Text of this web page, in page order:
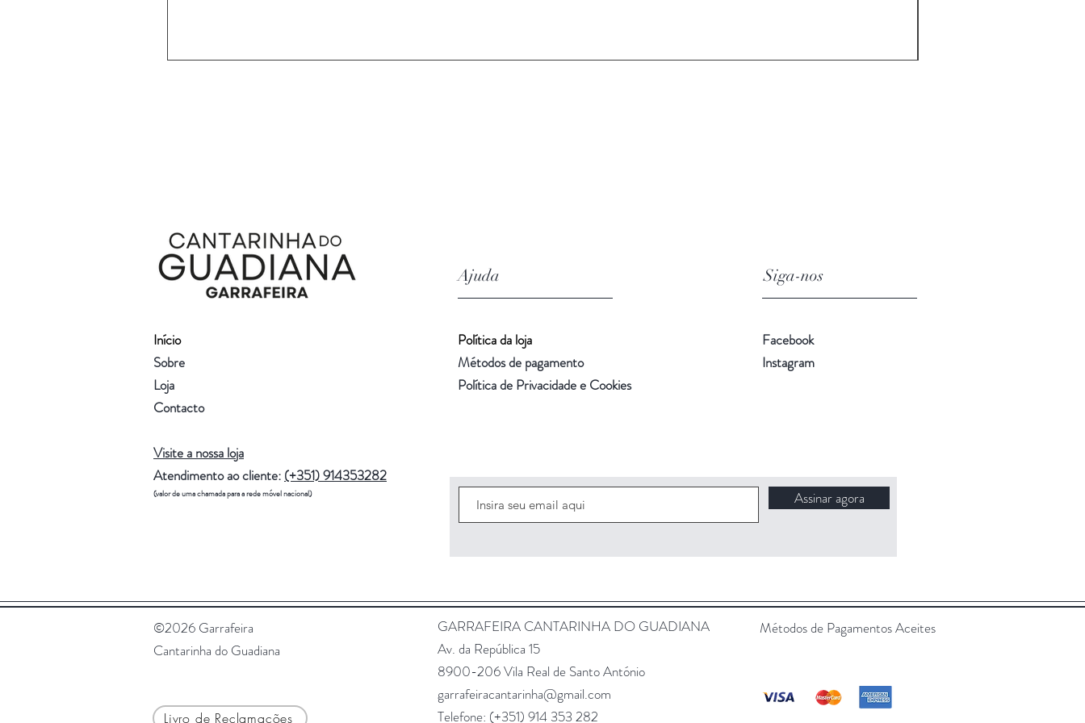
Início
Sobre
Loja
Contacto
Visite a nossa loja
Atendimento ao cliente: (+351) 914353282
(valor de uma chamada para a rede móvel nacional)
Ajuda
Política da loja
Métodos de pagamento
Política de Privacidade e Cookies
Siga-nos
Facebook
Instagram
Assinar agora
©2026 Garrafeira
Cantarinha do Guadiana
Livro de Reclamações
GARRAFEIRA CANTARINHA DO GUADIANA
Av. da República 15
8900-206 Vila Real de Santo António
garrafeiracantarinha@gmail.com
Telefone: (+351) 914 353 282
Métodos de Pagamentos Aceites